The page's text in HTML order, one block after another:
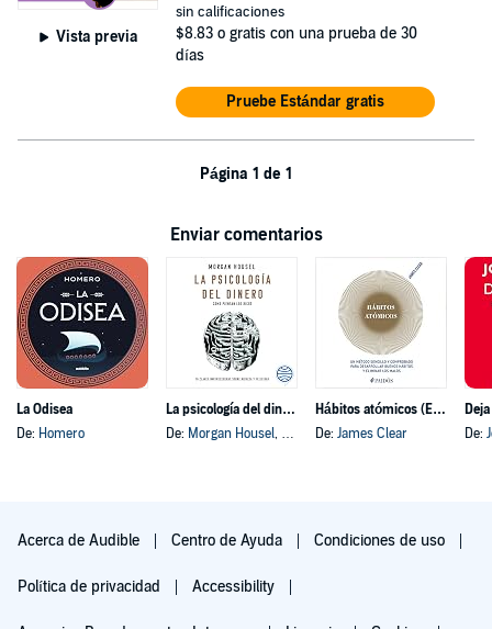
Vista previa
sin calificaciones
$8.83 o gratis con una prueba de 30
días
Pruebe Estándar gratis
Página 1 de 1
Enviar comentarios
La Odisea
De: Homero
La psicología del dinero
De: Morgan Housel, y otros
Hábitos atómicos (Español neutro)
De: James Clear
De:
Acerca de Audible Centro de Ayuda Condiciones de uso
Política de privacidad Accessibility